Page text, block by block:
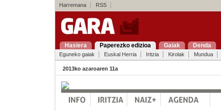
Harremana RSS
Hasiera Paperezko edizioa Gaiak Denda
Eguneko gaiak Euskal Herria Iritzia Kirolak Mundua
2013ko azaroaren 11a